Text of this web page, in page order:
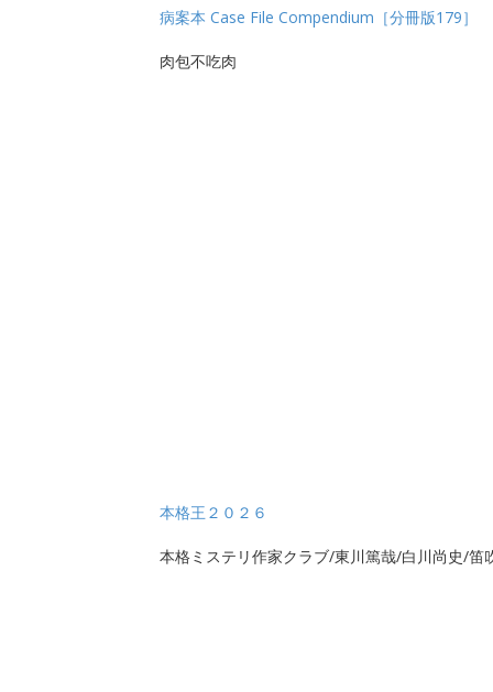
病案本 Case File Compendium［分冊版179］
肉包不吃肉
本格王２０２６
本格ミステリ作家クラブ/東川篤哉/白川尚史/